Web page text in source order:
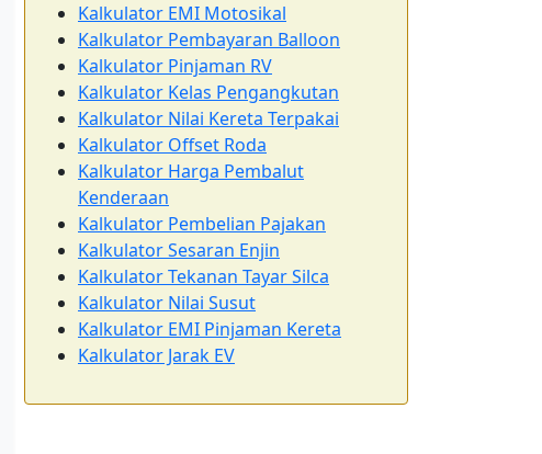
Kalkulator EMI Motosikal
Kalkulator Pembayaran Balloon
Kalkulator Pinjaman RV
Kalkulator Kelas Pengangkutan
Kalkulator Nilai Kereta Terpakai
Kalkulator Offset Roda
Kalkulator Harga Pembalut
Kenderaan
Kalkulator Pembelian Pajakan
Kalkulator Sesaran Enjin
Kalkulator Tekanan Tayar Silca
Kalkulator Nilai Susut
Kalkulator EMI Pinjaman Kereta
Kalkulator Jarak EV